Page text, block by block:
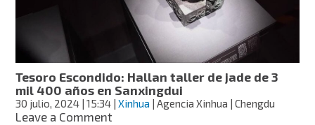
Tesoro Escondido: Hallan taller de jade de 3
mil 400 años en Sanxingdui
30 julio, 2024 | 15:34 |Xinhua | Agencia Xinhua | Chengdu
Leave a Commenton